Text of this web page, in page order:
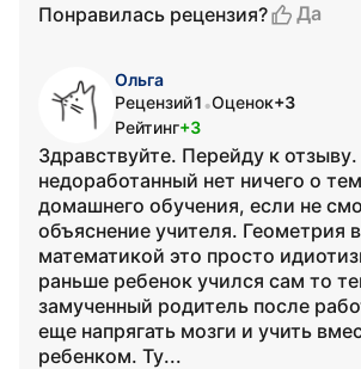
Понравилась рецензия?
Да
Ольга
Рецензий1 •Оценок+3
Рейтинг+3
Здравствуйте. Перейду к
недоработанный нет ничего о
домашнего обучения, если не
объяснение учителя. Геометрия
математикой это просто
раньше ребенок учился сам то
замученный родитель после
еще напрягать мозги и учить
ребенком. Ту...